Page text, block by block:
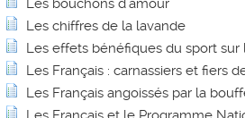
Les bouchons d'amour
Les chiffres de la lavande
Les effets bénéfiques du sport sur
Les Français : carnassiers et fiers
Les Français angoissés par la